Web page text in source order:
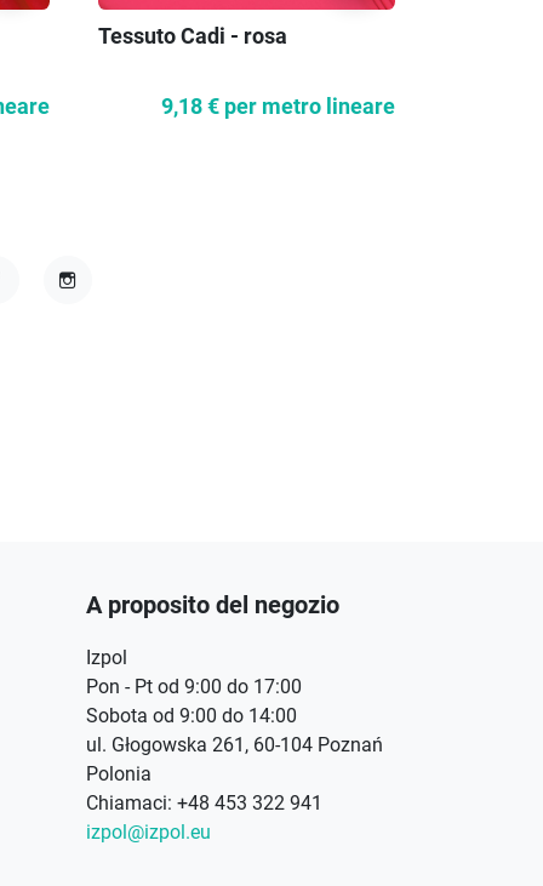
Tessuto Cadi - rosa
9,18 € per metro lineare
A proposito del negozio
Izpol
Pon - Pt od 9:00 do 17:00
Sobota od 9:00 do 14:00
ul. Głogowska 261, 60-104 Poznań
Polonia
Chiamaci: +48 453 322 941
izpol@izpol.eu